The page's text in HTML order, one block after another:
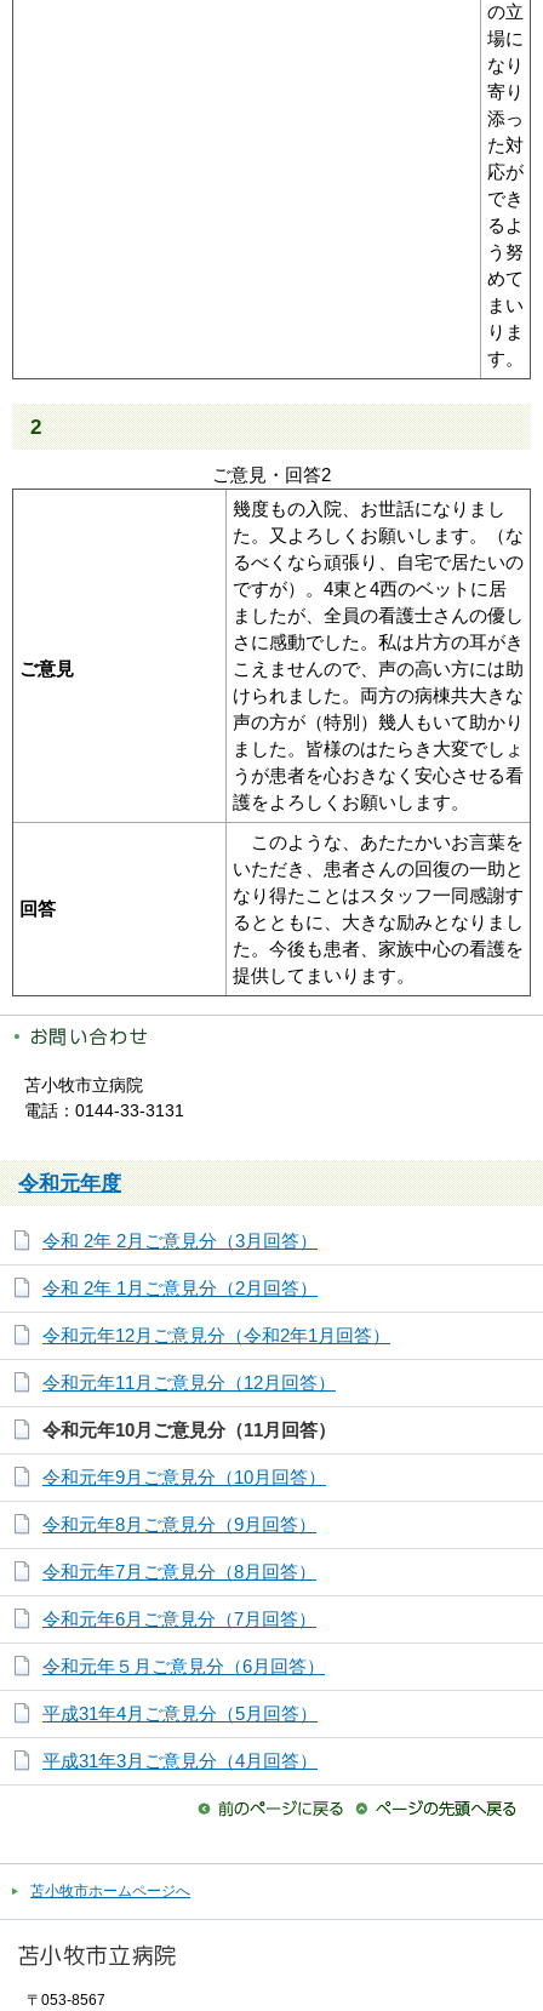
の立
場に
なり
寄り
添っ
た対
応が
でき
るよ
う努
めて
まい
りま
す。
2
ご意見・回答2
ご意見
幾度もの入院、お世話になりまし
た。又よろしくお願いします。（な
るべくなら頑張り、自宅で居たいの
ですが）。4東と4西のベットに居
ましたが、全員の看護士さんの優し
さに感動でした。私は片方の耳がき
こえませんので、声の高い方には助
けられました。両方の病棟共大きな
声の方が（特別）幾人もいて助かり
ました。皆様のはたらき大変でしょ
うが患者を心おきなく安心させる看
護をよろしくお願いします。
回答
このような、あたたかいお言葉を
いただき、患者さんの回復の一助と
なり得たことはスタッフ一同感謝す
るとともに、大きな励みとなりまし
た。今後も患者、家族中心の看護を
提供してまいります。
苫小牧市立病院
電話：0144-33-3131
令和元年度
令和 2年 2月ご意見分（3月回答）
令和 2年 1月ご意見分（2月回答）
令和元年12月ご意見分（令和2年1月回答）
令和元年11月ご意見分（12月回答）
令和元年10月ご意見分（11月回答）
令和元年9月ご意見分（10月回答）
令和元年8月ご意見分（9月回答）
令和元年7月ご意見分（8月回答）
令和元年6月ご意見分（7月回答）
令和元年５月ご意見分（6月回答）
平成31年4月ご意見分（5月回答）
平成31年3月ご意見分（4月回答）
苫小牧市ホームページへ
〒053-8567